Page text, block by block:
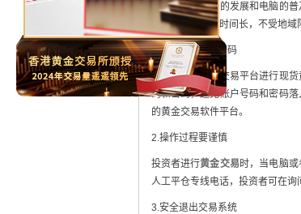
随着互联网技术的发展和电脑的普
操作简单，交易时间长，不受地
1.谨记保护交易密码
投资者利用网上交易平台进行现
码和密码，避免账户号码和密码
的黄金交易软件平台。
2.操作过程要谨慎
投资者进行黄金交易时，当电脑
人工平仓专线电话，投资者可在询
3.安全退出交易系统